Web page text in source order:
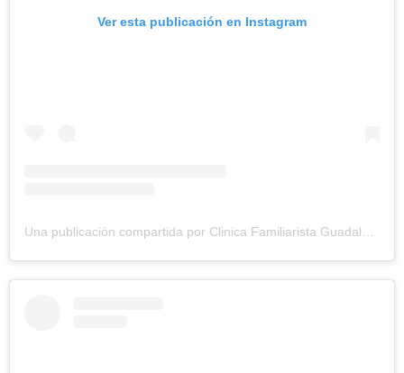
Ver esta publicación en Instagram